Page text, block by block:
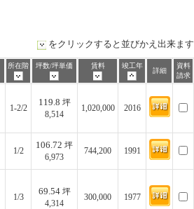
をクリックすると並びかえ出来ます
所在階 坪数/坪単価 賃料 竣工年
詳細
資料
請求
1-2/2
119.8 坪
8,514
1,020,000 2016
1/2
106.72 坪
6,973
744,200 1991
1/3
69.54坪
4,314
300,000 1977